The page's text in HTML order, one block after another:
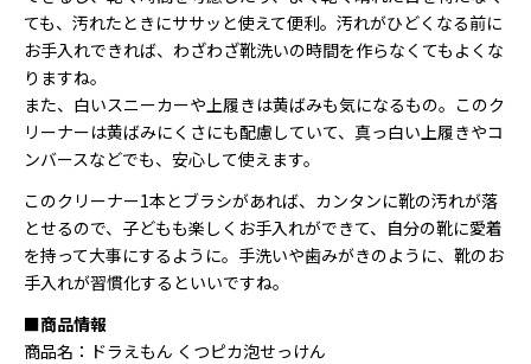
ても、汚れたときにササッと使えて便利。汚れがひどくなる前に
お手入れできれば、わざわざ靴洗いの時間を作らなくてもよくな
りますね。
また、白いスニーカーや上履きは黄ばみも気になるもの。このク
リーナーは黄ばみにくさにも配慮していて、真っ白い上履きやコ
ンバースなどでも、安心して使えます。
このクリーナー1本とブラシがあれば、カンタンに靴の汚れが落
とせるので、子どもも楽しくお手入れができて、自分の靴に愛着
を持って大事にするように。手洗いや歯みがきのように、靴のお
手入れが習慣化するといいですね。
■商品情報
商品名：ドラえもん くつピカ泡せっけん